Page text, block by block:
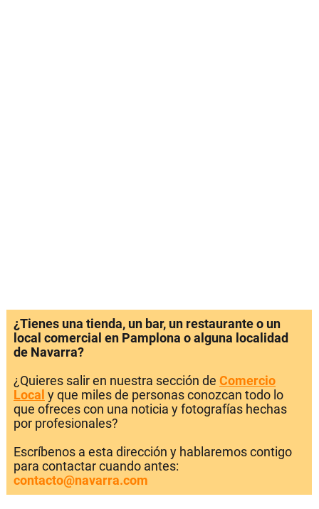
¿Tienes una tienda, un bar, un restaurante o un
local comercial en Pamplona o alguna localidad
de Navarra?
¿Quieres salir en nuestra sección de Comercio
Local y que miles de personas conozcan todo lo
que ofreces con una noticia y fotografías hechas
por profesionales?
Escríbenos a esta dirección y hablaremos contigo
para contactar cuando antes:
contacto@navarra.com